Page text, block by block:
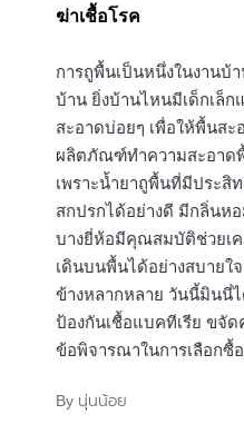
ฆ่าเชื้อโรค
การถูพื้นเป็นหนึ่งในงานบ้
บ้าน ยิ่งบ้านไหนมีเด็กเล็ก
สะอาดบ่อยๆ เพื่อให้พื้นสะ
ผลิตภัณฑ์ทำความสะอาด
เพราะน้ำยาถูพื้นที่มีประสิ
สกปรกได้อย่างดี มีกลิ่นห
บางยี่ห้อมีคุณสมบัติช่วยเค
เดินบนพื้นได้อย่างสบาย
ข้างหลากหลาย วันนี้มินนี่
ป้องกันเชื้อแบคทีเรีย ขจั
ข้อพิจารณาในการเลือกซื้
Posted
By นุ่นน้อย